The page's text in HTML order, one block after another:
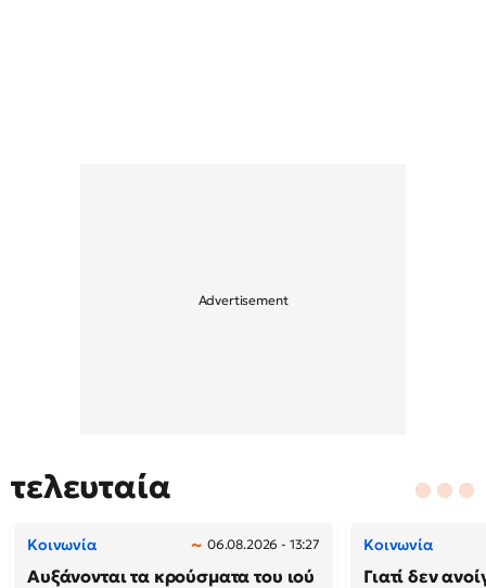
τελευταία
Κοινωνία 06.08.2026 - 13:27
Αυξάνονται τα κρούσματα του ιού
Κοινωνία
Γιατί δεν